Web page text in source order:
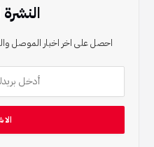
احصل على اخر اخبار الموصل